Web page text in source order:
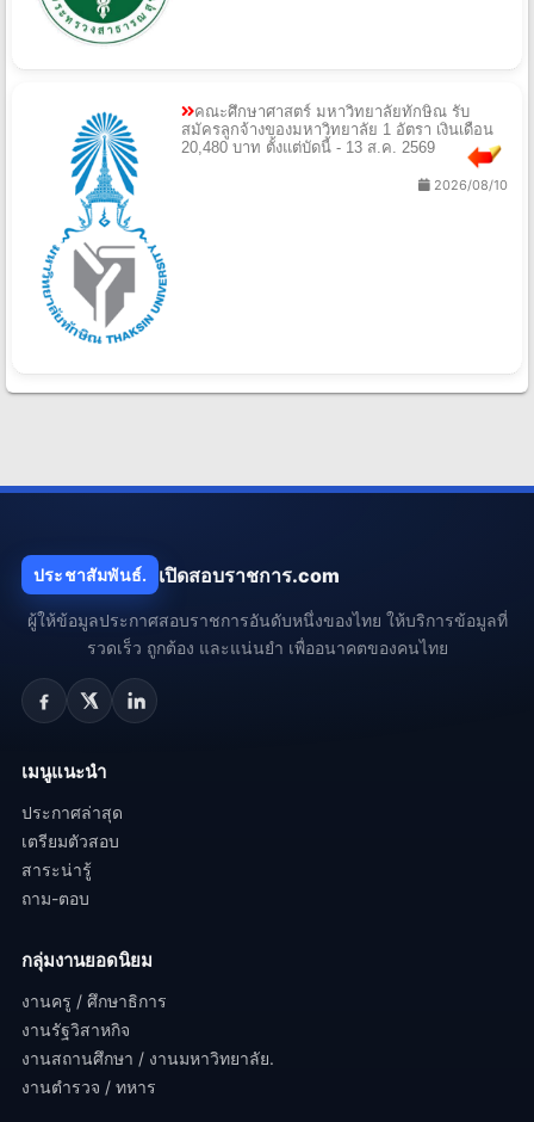
คณะศึกษาศาสตร์ มหาวิทยาลัยทักษิณ รับ
สมัครลูกจ้างของมหาวิทยาลัย 1 อัตรา เงินเดือน
20,480 บาท ตั้งแต่บัดนี้ - 13 ส.ค. 2569
2026/08/10
ประชาสัมพันธ์. เปิดสอบราชการ.com
ผู้ให้ข้อมูลประกาศสอบราชการอันดับหนึ่งของไทย ให้บริการข้อมูลที่
รวดเร็ว ถูกต้อง และแน่นยำ เพื่ออนาคตของคนไทย
เมนูแนะนำ
ประกาศล่าสุด
เตรียมตัวสอบ
สาระน่ารู้
ถาม-ตอบ
กลุ่มงานยอดนิยม
งานครู / ศึกษาธิการ
งานรัฐวิสาหกิจ
งานสถานศึกษา / งานมหาวิทยาลัย.
งานตำรวจ / ทหาร